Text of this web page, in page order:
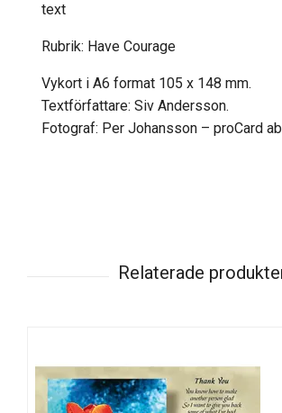
text
Rubrik: Have Courage
Vykort i A6 format 105 x 148 mm.
Textförfattare: Siv Andersson.
Fotograf: Per Johansson – proCard ab